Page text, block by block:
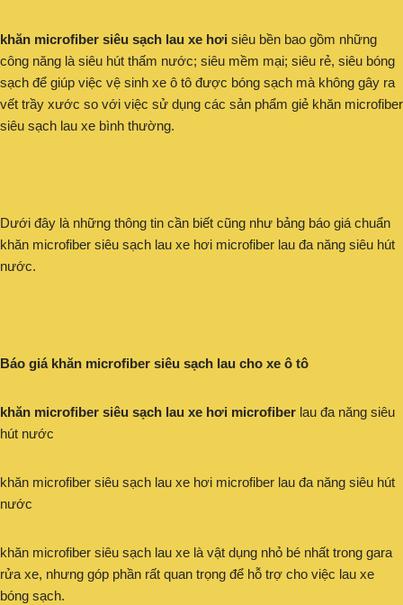
khăn microfiber siêu sạch lau xe hơi siêu bền bao gồm những
công năng là siêu hút thấm nước; siêu mềm mại; siêu rẻ, siêu bóng
sạch để giúp việc vệ sinh xe ô tô được bóng sạch mà không gây ra
vết trầy xước so với việc sử dụng các sản phẩm giẻ khăn microfiber
siêu sạch lau xe bình thường.
Dưới đây là những thông tin cần biết cũng như bảng báo giá chuẩn
khăn microfiber siêu sạch lau xe hơi microfiber lau đa năng siêu hút
nước.
Báo giá khăn microfiber siêu sạch lau cho xe ô tô
khăn microfiber siêu sạch lau xe hơi microfiber lau đa năng siêu
hút nước
khăn microfiber siêu sạch lau xe hơi microfiber lau đa năng siêu hút
nước
khăn microfiber siêu sạch lau xe là vật dụng nhỏ bé nhất trong gara
rửa xe, nhưng góp phần rất quan trọng để hỗ trợ cho việc lau xe
bóng sạch.